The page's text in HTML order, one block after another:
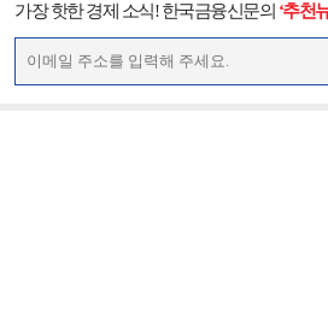
가장 핫한 경제 소식! 한국금융신문의 ‘추천